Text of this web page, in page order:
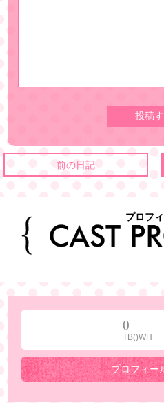
前の日記
プロフ
()
TB()WH
プロフィー